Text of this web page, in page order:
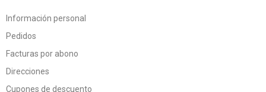
Información personal
Pedidos
Facturas por abono
Direcciones
Cupones de descuento